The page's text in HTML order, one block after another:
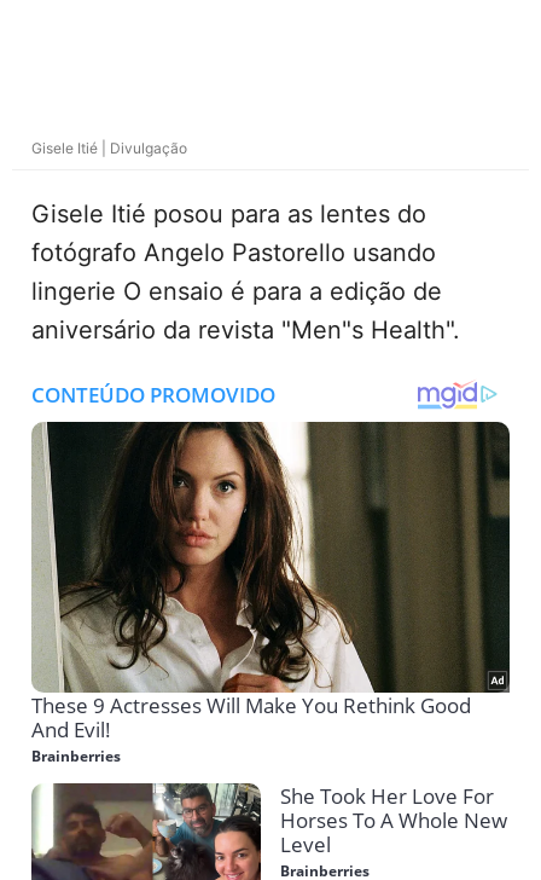
Gisele Itié | Divulgação
Gisele Itié posou para as lentes do
fotógrafo Angelo Pastorello usando
lingerie O ensaio é para a edição de
aniversário da revista "Men"s Health".